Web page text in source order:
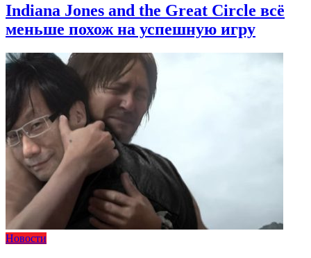
Indiana Jones and the Great Circle всё
меньше похож на успешную игру
Новости